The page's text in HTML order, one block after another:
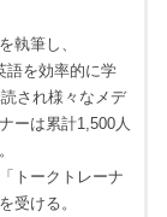
執筆し、
語を効率的に学
され様々なメデ
ーは累計1,500人
トークトレーナ
受ける。